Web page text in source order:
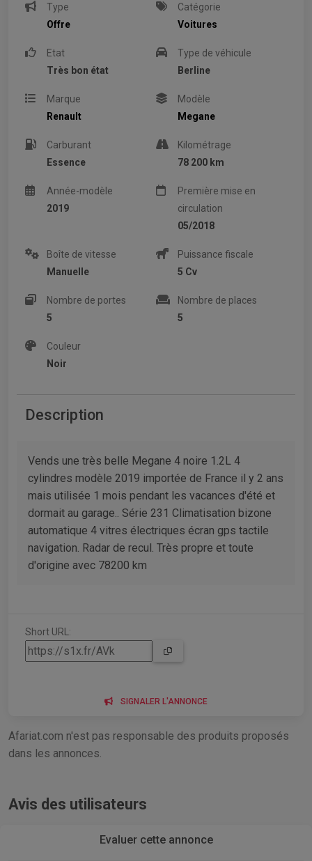
Type
Offre
Catégorie
Voitures
Etat
Très bon état
Type de véhicule
Berline
Marque
Renault
Modèle
Megane
Carburant
Essence
Kilométrage
78 200 km
Année-modèle
2019
Première mise en
circulation
05/2018
Boîte de vitesse
Manuelle
Puissance fiscale
5 Cv
Nombre de portes
5
Nombre de places
5
Couleur
Noir
Description
Vends une très belle Megane 4 noire 1.2L 4
cylindres modèle 2019 importée de France il y 2 ans
mais utilisée 1 mois pendant les vacances d'été et
dormait au garage.. Série 231 Climatisation bizone
automatique 4 vitres électriques écran gps tactile
navigation. Radar de recul. Très propre et toute
d'origine avec 78200 km
Short URL:
SIGNALER L'ANNONCE
Afariat.com n'est pas responsable des produits proposés
dans les annonces.
Avis des utilisateurs
Evaluer cette annonce